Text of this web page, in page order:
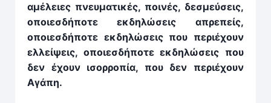
αμέλειες πνευματικές, ποι­νές, δε­­σμεύσεις,
οποιεσ­δήποτε εκδηλώσεις ­απρε­πείς,
οποιεσδήποτε εκδηλώσεις που περιέχουν
ελ­­λεί­ψεις, οποιεσδήποτε εκδηλώσεις που
δεν έχουν ισορ­ρο­­πία, που δεν περιέχουν
Αγάπη.